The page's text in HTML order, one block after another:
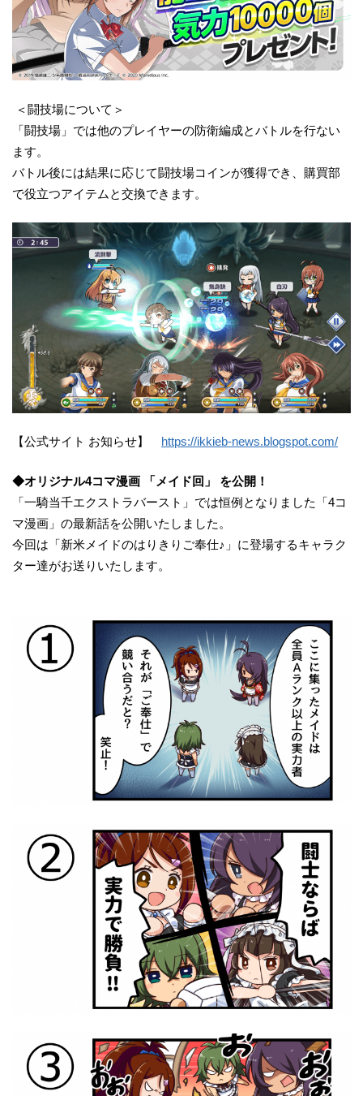
＜闘技場について＞
「闘技場」では他のプレイヤーの防衛編成とバトルを行ない
ます。
バトル後には結果に応じて闘技場コインが獲得でき、購買部
で役立つアイテムと交換できます。
【公式サイト お知らせ】 https://ikkieb-news.blogspot.com/
◆オリジナル4コマ漫画 「メイド回」 を公開！
「一騎当千エクストラバースト」では恒例となりました「4コ
マ漫画」の最新話を公開いたしました。
今回は「新米メイドのはりきりご奉仕♪」に登場するキャラク
ター達がお送りいたします。